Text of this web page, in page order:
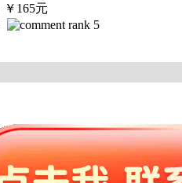
￥165元